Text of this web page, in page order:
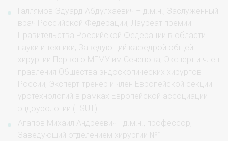
Галлямов Эдуард Абдулхаевич – д.м.н., Заслуженный
врач Российской Федерации, Лауреат премии
Правительства Российской Федерации в области
науки и техники, Заведующий кафедрой общей
хирургии Первого МГМУ им.Сеченова, Эксперт и член
правления Общества эндоскопических хирургов
России, Эксперт-тренер и член Европейской секции
уротехнологий в рамках Европейской ассоциации
эндоурологии (ESUT).
Агапов Михаил Андреевич - д.м.н., профессор,
Заведующий отделением хирургии №1